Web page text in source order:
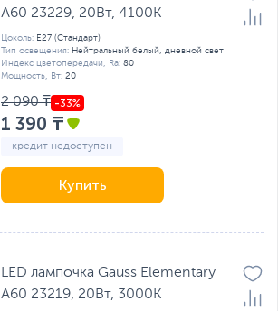
A60 23229, 20Вт, 4100K
Цоколь: E27 (Стандарт)
Тип освещения: Нейтральный белый, дневной свет
Индекс цветопередачи, Ra: 80
Мощность, Вт: 20
2 090 ₸
1 390 ₸
кредит недоступен
Купить
LED лампочка Gauss Elementary
A60 23219, 20Вт, 3000K